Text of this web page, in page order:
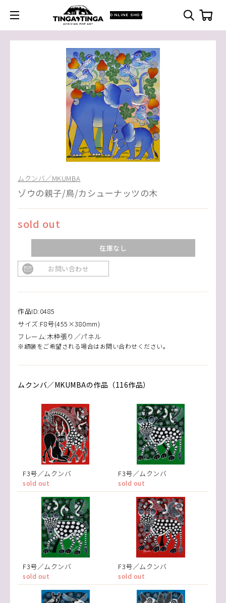
ONLINE SHOP
ムクンバ／MKUMBA
ゾウの親子/鳥/カシューナッツの木
sold out
在庫なし
お問い合わせ
作品ID:0485
サイズ:F8号(455×380mm)
フレーム:木枠張り／パネル
※額装をご希望される場合はお問い合わせください。
ムクンバ／MKUMBAの作品（116作品）
F3号／ムクンバ
sold out
F3号／ムクンバ
sold out
F3号／ムクンバ
sold out
F3号／ムクンバ
sold out